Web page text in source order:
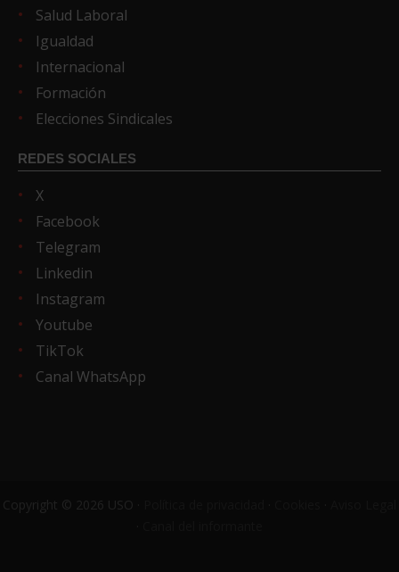
Salud Laboral
Igualdad
Internacional
Formación
Elecciones Sindicales
REDES SOCIALES
X
Facebook
Telegram
Linkedin
Instagram
Youtube
TikTok
Canal WhatsApp
Copyright © 2026 USO ·